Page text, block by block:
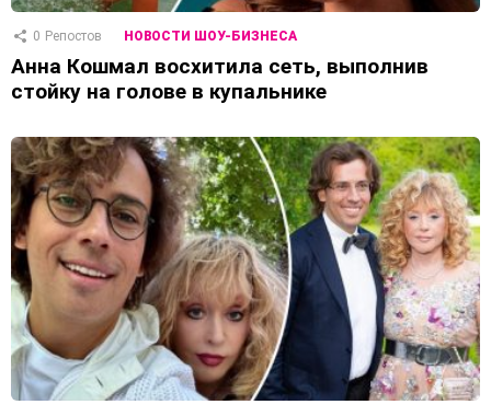
0 Репостов НОВОСТИ ШОУ-БИЗНЕСА
Анна Кошмал восхитила сеть, выполнив
стойку на голове в купальнике